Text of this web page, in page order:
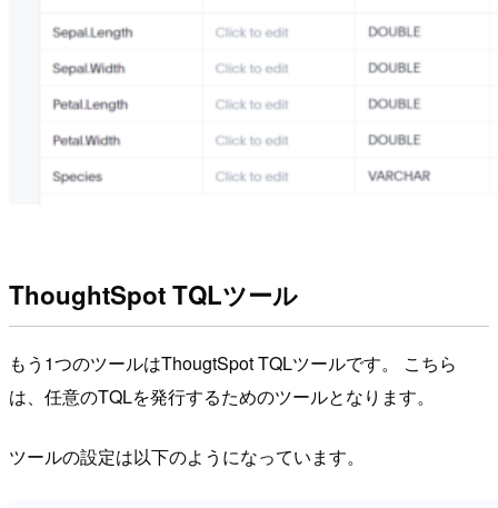
ThoughtSpot TQLツール
もう1つのツールはThougtSpot TQLツールです。 こちら
は、任意のTQLを発行するためのツールとなります。
ツールの設定は以下のようになっています。